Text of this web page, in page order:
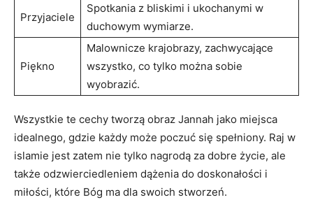
Przyjaciele
Spotkania z bliskimi i ukochanymi w⁢
duchowym wymiarze.
Piękno
Malownicze krajobrazy, zachwycające
wszystko, ⁢co tylko można sobie
wyobrazić.
Wszystkie te cechy tworzą obraz Jannah jako miejsca
idealnego, gdzie każdy może poczuć⁣ się spełniony. Raj w
islamie ‍jest zatem nie tylko ​nagrodą‍ za dobre życie, ale
także odzwierciedleniem dążenia do doskonałości i
miłości, które Bóg ⁢ma dla swoich stworzeń.